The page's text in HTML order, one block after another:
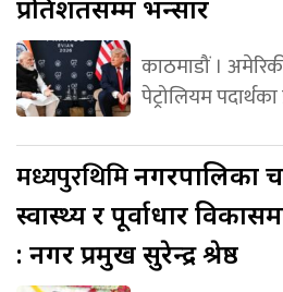
प्रतिशतसम्म भन्सार
काठमाडौं ।
पेट्रोलियम
मध्यपुरथिमिनगरपालिका
स्वास्थ्य र पूर्वाधार
: नगर प्रमुख सुरेन्द्र श्रेष्ठ